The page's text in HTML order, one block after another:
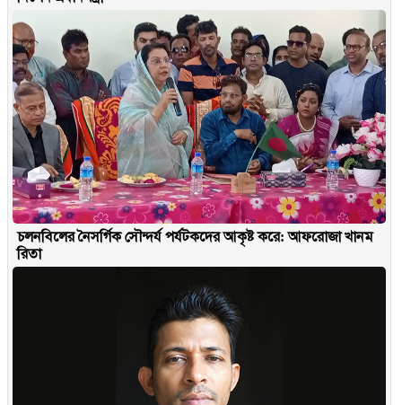
চলনবিলের নৈসর্গিক সৌন্দর্য পর্যটকদের আকৃষ্ট করে: আফরোজা খানম
রিতা